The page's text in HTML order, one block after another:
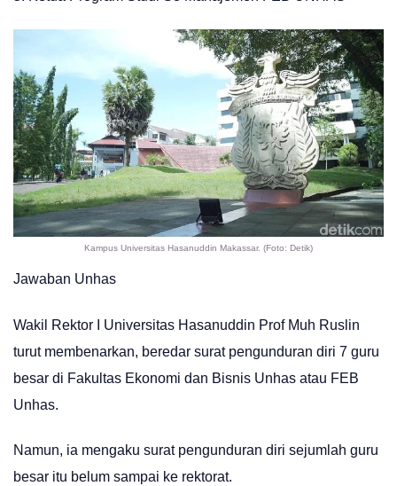
Kampus Universitas Hasanuddin Makassar. (Foto: Detik)
Jawaban Unhas
Wakil Rektor I Universitas Hasanuddin Prof Muh Ruslin
turut membenarkan, beredar surat pengunduran diri 7 guru
besar di Fakultas Ekonomi dan Bisnis Unhas atau FEB
Unhas.
Namun, ia mengaku surat pengunduran diri sejumlah guru
besar itu belum sampai ke rektorat.